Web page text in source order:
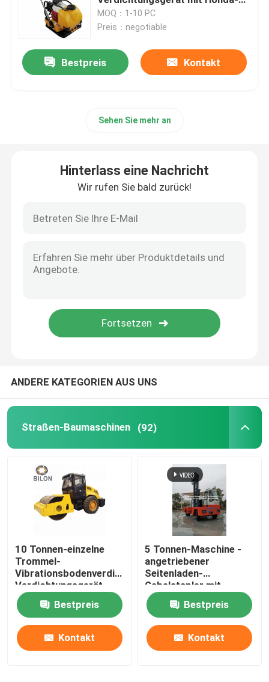
Straßenbauer-Bagger
Betonmischer-LKW
Caterpillar-Baggerlader
Sprungs-Dichtungs-Maschine
Vibrationsplatte
Hygiene-Transport-LKW
Beweglicher Lichtmast
Schnee-Kehrmaschine-Maschinen
Tiefbaumaschinen
Wechselstrom-Gleichstrom-Elektromotor
Maschine/Wasser-Behälter
MOQ：1-10 PC
Preis：negotiable
Bestpreis Kontakt
Sehen Sie mehr an
Hinterlass eine Nachricht
Wir rufen Sie bald zurück!
ANDERE KATEGORIEN AUS UNS
Straßen-Baumaschinen (92)
10 Tonnen-einzelne
Trommel-
Vibrationsbodenverdichter,
Verdichtungsgerät
ChinaRoad-
Baumaschinen
Bestpreis
Kontakt
5 Tonnen-Maschine -
angetriebener
Seitenladen-
Gabelstapler mit
Maschine 85KW ISUZU
Bestpreis
Kontakt